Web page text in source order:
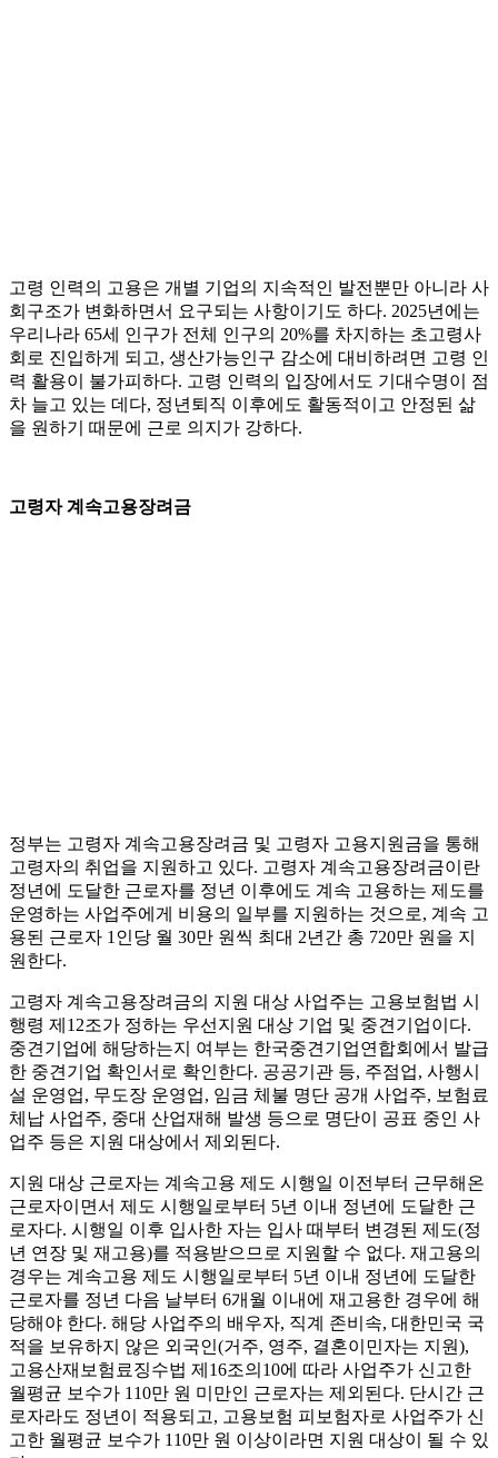
고령 인력의 고용은 개별 기업의 지속적인 발전뿐만 아니라 사
회구조가 변화하면서 요구되는 사항이기도 하다. 2025년에는
우리나라 65세 인구가 전체 인구의 20%를 차지하는 초고령사
회로 진입하게 되고, 생산가능인구 감소에 대비하려면 고령 인
력 활용이 불가피하다. 고령 인력의 입장에서도 기대수명이 점
차 늘고 있는 데다, 정년퇴직 이후에도 활동적이고 안정된 삶
을 원하기 때문에 근로 의지가 강하다.
고령자 계속고용장려금
정부는 고령자 계속고용장려금 및 고령자 고용지원금을 통해
고령자의 취업을 지원하고 있다. 고령자 계속고용장려금이란
정년에 도달한 근로자를 정년 이후에도 계속 고용하는 제도를
운영하는 사업주에게 비용의 일부를 지원하는 것으로, 계속 고
용된 근로자 1인당 월 30만 원씩 최대 2년간 총 720만 원을 지
원한다.
고령자 계속고용장려금의 지원 대상 사업주는 고용보험법 시
행령 제12조가 정하는 우선지원 대상 기업 및 중견기업이다.
중견기업에 해당하는지 여부는 한국중견기업연합회에서 발급
한 중견기업 확인서로 확인한다. 공공기관 등, 주점업, 사행시
설 운영업, 무도장 운영업, 임금 체불 명단 공개 사업주, 보험료
체납 사업주, 중대 산업재해 발생 등으로 명단이 공표 중인 사
업주 등은 지원 대상에서 제외된다.
지원 대상 근로자는 계속고용 제도 시행일 이전부터 근무해온
근로자이면서 제도 시행일로부터 5년 이내 정년에 도달한 근
로자다. 시행일 이후 입사한 자는 입사 때부터 변경된 제도(정
년 연장 및 재고용)를 적용받으므로 지원할 수 없다. 재고용의
경우는 계속고용 제도 시행일로부터 5년 이내 정년에 도달한
근로자를 정년 다음 날부터 6개월 이내에 재고용한 경우에 해
당해야 한다. 해당 사업주의 배우자, 직계 존비속, 대한민국 국
적을 보유하지 않은 외국인(거주, 영주, 결혼이민자는 지원),
고용산재보험료징수법 제16조의10에 따라 사업주가 신고한
월평균 보수가 110만 원 미만인 근로자는 제외된다. 단시간 근
로자라도 정년이 적용되고, 고용보험 피보험자로 사업주가 신
고한 월평균 보수가 110만 원 이상이라면 지원 대상이 될 수 있